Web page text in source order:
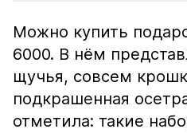
Можно купить
6000. В нём
щучья, совсем
подкрашенная
отметила: такие